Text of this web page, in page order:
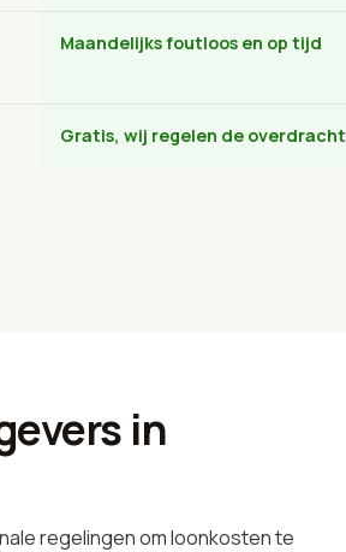
Maandelijks foutloos en op tijd
Gratis, wij regelen de overdracht
in
regelingen om loonkosten te